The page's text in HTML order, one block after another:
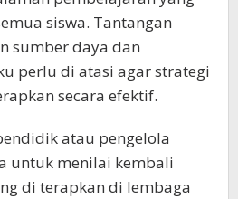
siswa. Tantangan
sumber daya dan
perlu di atasi agar strategi
secara efektif.
atau pengelola
untuk menilai kembali
di terapkan di lembaga